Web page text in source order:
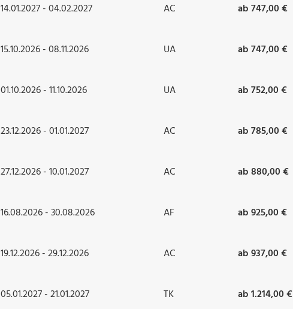
14.01.2027 - 04.02.2027 AC ab 747,00 €
15.10.2026 - 08.11.2026 UA ab 747,00 €
01.10.2026 - 11.10.2026 UA ab 752,00 €
23.12.2026 - 01.01.2027 AC ab 785,00 €
27.12.2026 - 10.01.2027 AC ab 880,00 €
16.08.2026 - 30.08.2026 AF ab 925,00 €
19.12.2026 - 29.12.2026 AC ab 937,00 €
05.01.2027 - 21.01.2027 TK ab 1.214,00 €